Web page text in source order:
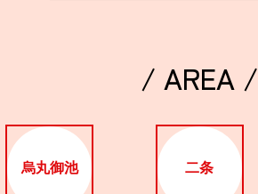
/ AREA /
烏丸御池 二条